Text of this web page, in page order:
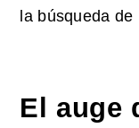
la búsqueda de
El auge